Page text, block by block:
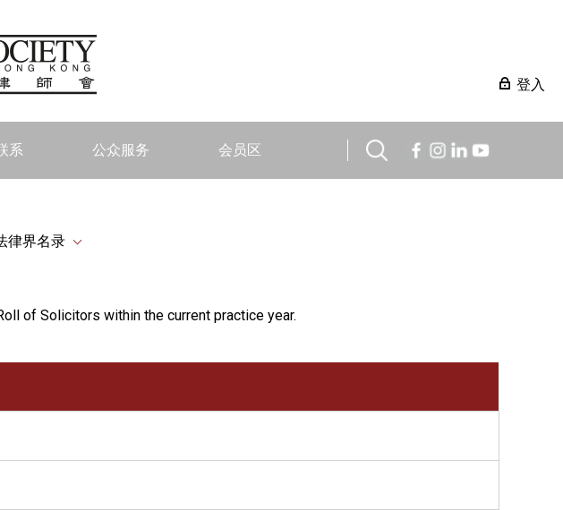
登入
系 公众服务 会员区
律界名录
of Solicitors within the current practice year.